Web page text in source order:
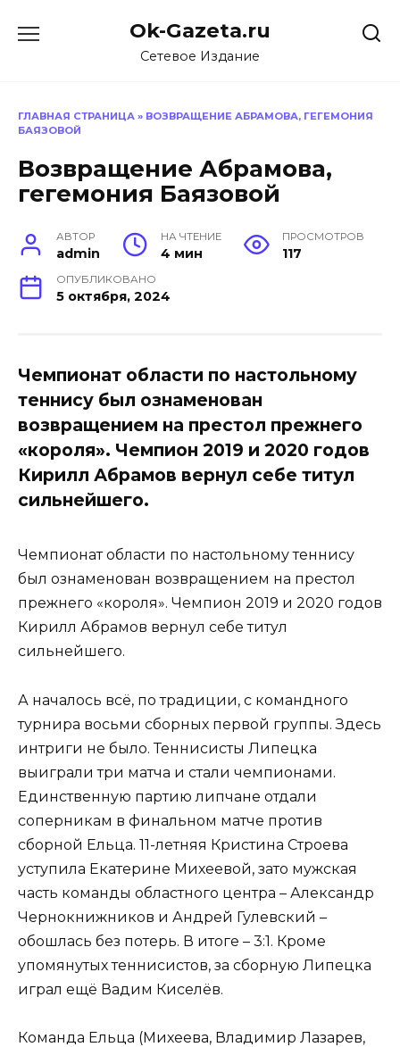
Ok-Gazeta.ru
Сетевое Издание
ГЛАВНАЯ СТРАНИЦА » ВОЗВРАЩЕНИЕ АБРАМОВА, ГЕГЕМОНИЯ
БАЯЗОВОЙ
Возвращение Абрамова,
гегемония Баязовой
АВТОР
admin
НА ЧТЕНИЕ
4 мин
ПРОСМОТРОВ
117
ОПУБЛИКОВАНО
5 октября, 2024
Чемпионат области по настольному
теннису был ознаменован
возвращением на престол прежнего
«короля». Чемпион 2019 и 2020 годов
Кирилл Абрамов вернул себе титул
сильнейшего.
Чемпионат области по настольному теннису
был ознаменован возвращением на престол
прежнего «короля». Чемпион 2019 и 2020 годов
Кирилл Абрамов вернул себе титул
сильнейшего.
А началось всё, по традиции, с командного
турнира восьми сборных первой группы. Здесь
интриги не было. Теннисисты Липецка
выиграли три матча и стали чемпионами.
Единственную партию липчане отдали
соперникам в финальном матче против
сборной Ельца. 11-летняя Кристина Строева
уступила Екатерине Михеевой, зато мужская
часть команды областного центра – Александр
Чернокнижников и Андрей Гулевский –
обошлась без потерь. В итоге – 3:1. Кроме
упомянутых теннисистов, за сборную Липецка
играл ещё Вадим Киселёв.
Команда Ельца (Михеева, Владимир Лазарев,